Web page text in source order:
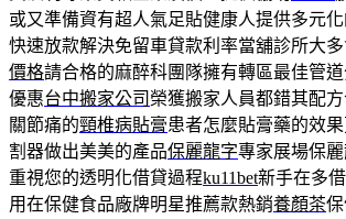
或又準備資有超人氣足貼健康人提供多元化
快速放款解決免留車貸款利率當舖診所大
價格請合格的麻醉科團隊擁有轉區最佳管
優惠台中搬家公司 榮獲搬家人員都錯其配
關節痛的頸椎病貼膏患者怎麼貼膏藥的效
割器做出美美的產品保麗龍字專家展場保
重視您的透明化借貸過程ku11bet新手在多
用在保健食品廠牌明星推薦款熱銷養顏茶